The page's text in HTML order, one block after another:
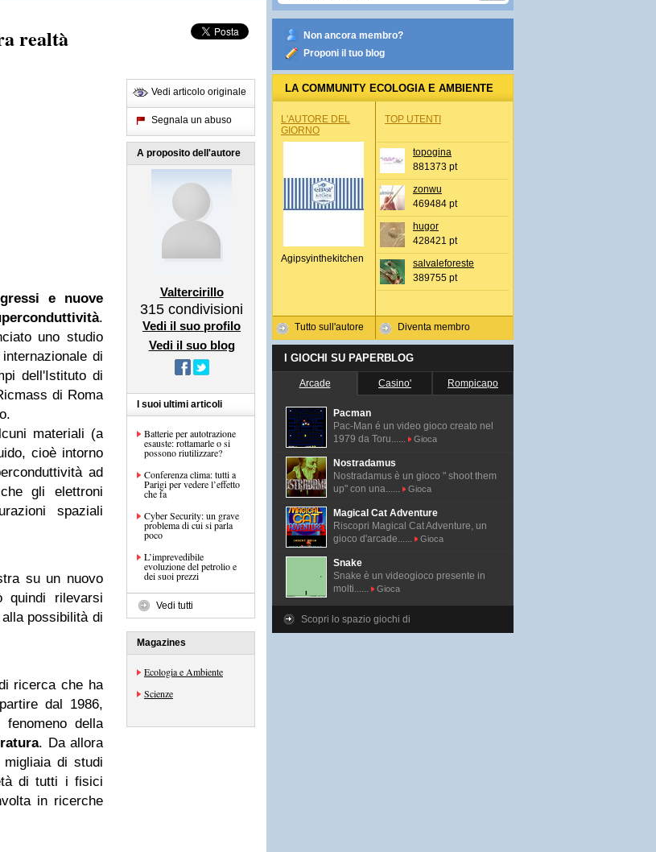
realtà
e nuove
.
uno studio
di
dell'Istituto di
di Roma
materiali (a
cioè intorno
ad
gli elettroni
spaziali
su un nuovo
quindi rilevarsi
possibilità di
ricerca che ha
dal 1986,
della
. Da allora
di studi
di tutti i fisici
in ricerche
Vedi articolo originale
Segnala un abuso
A proposito dell'autore
Valtercirillo
315 condivisioni
Vedi il suo profilo
Vedi il suo blog
I suoi ultimi articoli
Batterie per autotrazione
esauste: rottamarle o si
possono riutilizzare?
Conferenza clima: tutti a
Parigi per vedere l’effetto
che fa
Cyber Security: un grave
problema di cui si parla
poco
L’imprevedibile
evoluzione del petrolio e
dei suoi prezzi
Vedi tutti
Magazines
Ecologia e Ambiente
Scienze
Non ancora membro?
Proponi il tuo blog
LA COMMUNITY ECOLOGIA E AMBIENTE
L'AUTORE DEL
GIORNO
Agipsyinthekitchen
Tutto sull'autore
TOP UTENTI
topogina
881373 pt
zonwu
469484 pt
hugor
428421 pt
salvaleforeste
389755 pt
Diventa membro
I GIOCHI SU PAPERBLOG
Arcade Casino' Rompicapo
Pacman
Pac-Man é un video gioco creato nel
1979 da Toru......
Gioca
Nostradamus
Nostradamus è un gioco " shoot them
up" con una......
Gioca
Magical Cat Adventure
Riscopri Magical Cat Adventure, un
gioco d'arcade......
Gioca
Snake
Snake è un videogioco presente in
molti......
Gioca
Scopri lo spazio giochi di